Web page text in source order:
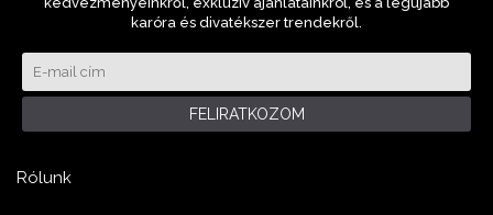
karóra és divatékszer trendekről.
FELIRATKOZOM
Rólunk